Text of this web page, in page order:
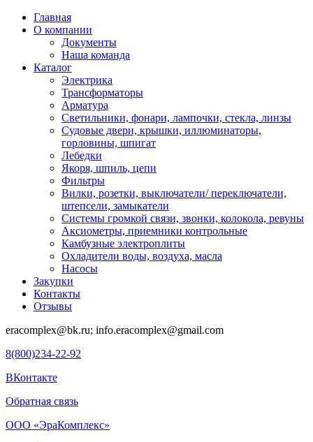
Главная
О компании
Документы
Наша команда
Каталог
Электрика
Трансформаторы
Арматура
Светильники, фонари, лампочки, стекла, линзы
Судовыe двери, крышки, иллюминаторы,
горловины, шпигат
Лебедки
Якоря, шпиль, цепи
Фильтры
Вилки, розетки, выключатели/ переключатели,
штепсели, замыкатели
Системы громкой связи, звонки, колокола, ревуны
Аксиометры, приемники контрольные
Камбузные электроплиты
Охладители воды, воздуха, масла
Насосы
Закупки
Контакты
Отзывы
eracomplex@bk.ru; info.eracomplex@gmail.com
8(800)234-22-92
ВКонтакте
Обратная связь
ООО «ЭраКомплекс»